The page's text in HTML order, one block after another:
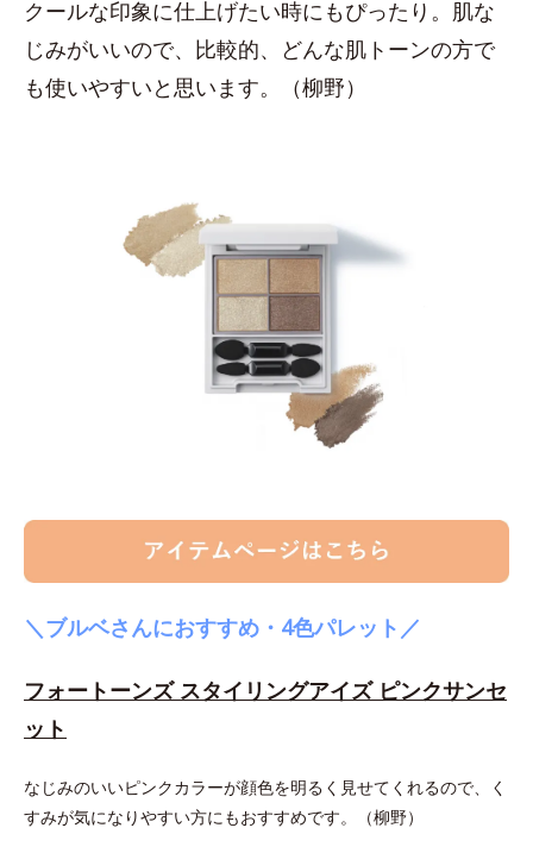
クールな印象に仕上げたい時にもぴったり。肌な
じみがいいので、比較的、どんな肌トーンの方で
も使いやすいと思います。（柳野）
＼ブルベさんにおすすめ・4色パレット／
フォートーンズ スタイリングアイズ ピンクサンセ
ット
なじみのいいピンクカラーが顔色を明るく見せてくれるので、く
すみが気になりやすい方にもおすすめです。（柳野）